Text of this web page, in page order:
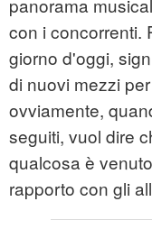
panorama
con i concorrenti.
giorno d'oggi,
di nuovi mezzi
ovviamente,
seguiti, vuol dire
qualcosa è
rapporto con gli